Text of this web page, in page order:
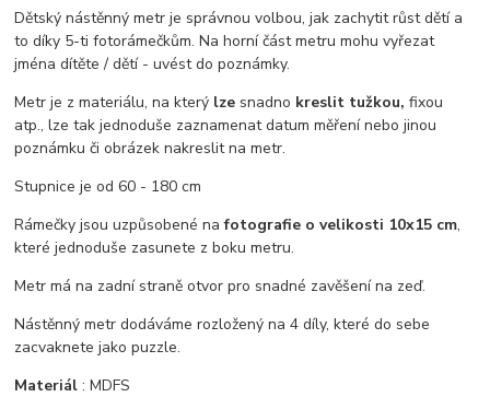
Dětský nástěnný metr je správnou volbou, jak zachytit růst dětí a
to díky 5-ti fotorámečkům. Na horní část metru mohu vyřezat
jména dítěte / dětí - uvést do poznámky.
Metr je z materiálu, na který lze snadno kreslit tužkou, fixou
atp., lze tak jednoduše zaznamenat datum měření nebo jinou
poznámku či obrázek nakreslit na metr.
Stupnice je od 60 - 180 cm
Rámečky jsou uzpůsobené nafotografie o velikosti 10x15 cm,
které jednoduše zasunete z boku metru.
Metr má na zadní straně otvor pro snadné zavěšení na zeď.
Nástěnný metr dodáváme rozložený na 4 díly, které do sebe
zacvaknete jako puzzle.
Materiál: MDFS